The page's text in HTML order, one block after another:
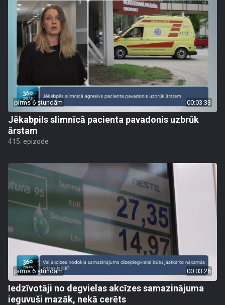
pirms 6 stundām 00:03:33
Jēkabpils slimnīcā pacienta pavadonis uzbrūk
ārstam
415. epizode
pirms 6 stundām 00:03:26
Iedzīvotāji no degvielas akcīzes samazinājuma
ieguvuši mazāk, nekā cerēts